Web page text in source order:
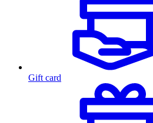
Gift card